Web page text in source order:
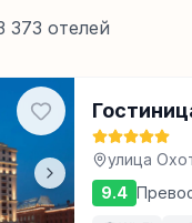
373 отелей
улица
9.4